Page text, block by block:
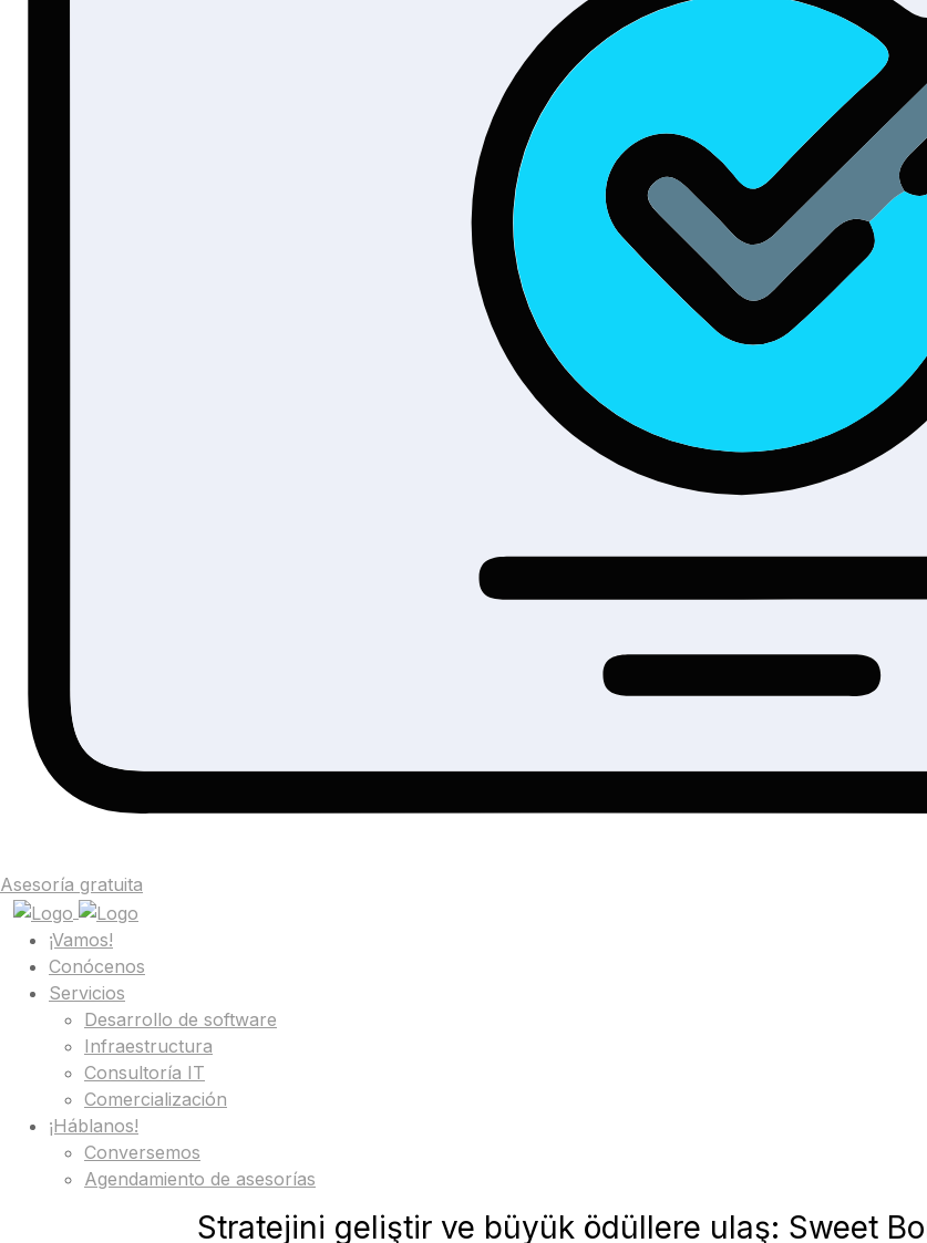
Asesoría gratuita
¡Vamos!
Conócenos
Servicios
Desarrollo de software
Infraestructura
Consultoría IT
Comercialización
¡Háblanos!
Conversemos
Agendamiento de asesorías
Stratejini geliştir ve büyük ödüllere ulaş: Sweet